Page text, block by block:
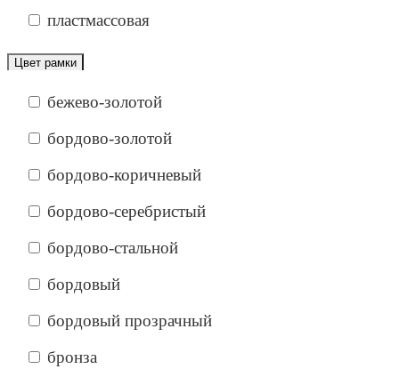
пластмассовая
Цвет рамки
бежево-золотой
бордово-золотой
бордово-коричневый
бордово-серебристый
бордово-стальной
бордовый
бордовый прозрачный
бронза